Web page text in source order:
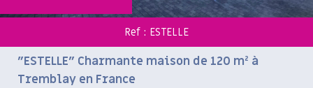
Ref : ESTELLE
"ESTELLE" Charmante maison de 120 m² à
Tremblay en France